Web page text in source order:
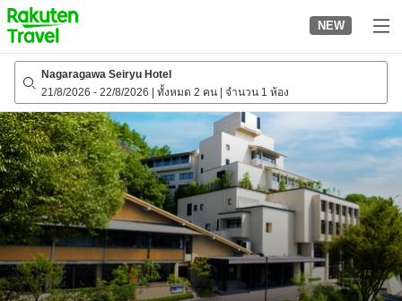
to
top
page
NEW
Nagaragawa Seiryu Hotel
21/8/2026 - 22/8/2026 ทั้งหมด 2 คน จำนวน 1 ห้อง